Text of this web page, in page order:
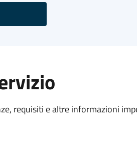
requisiti e altre informazioni